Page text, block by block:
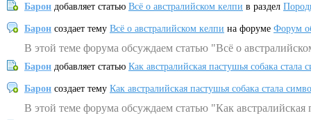
Барон добавляет статью Всё о австралийском келпи в раздел
Барон создает тему Всё о австралийском келпи на форуме Форум
В этой теме форума обсуждаем статью "Всё о
Барон добавляет статью Как австралийская пастушья собака
Барон создает тему Как австралийская пастушья собака стала
В этой теме форума обсуждаем статью "Как